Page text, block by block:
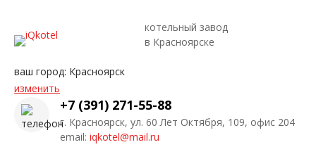
котельный завод
в Красноярске
ваш город: Красноярск
изменить
+7 (391) 271-55-88
г. Красноярск, ул. 60 Лет Октября, 109, офис 204
email: iqkotel@mail.ru